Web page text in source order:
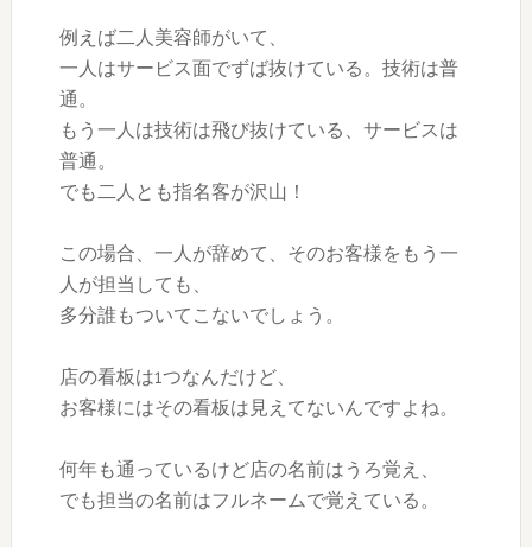
例えば二人美容師がいて、
一人はサービス面でずば抜けている。技術は普
通。
もう一人は技術は飛び抜けている、サービスは
普通。
でも二人とも指名客が沢山！
この場合、一人が辞めて、そのお客様をもう一
人が担当しても、
多分誰もついてこないでしょう。
店の看板は1つなんだけど、
お客様にはその看板は見えてないんですよね。
何年も通っているけど店の名前はうろ覚え、
でも担当の名前はフルネームで覚えている。